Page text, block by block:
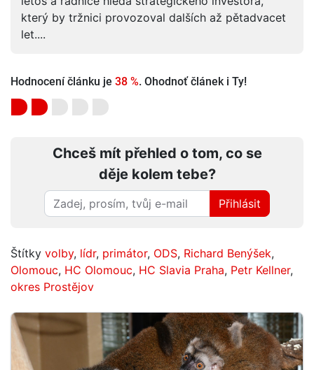
který by tržnici provozoval dalších až pětadvacet
let....
Hodnocení článku je 38 %. Ohodnoť článek i Ty!
Chceš mít přehled o tom, co se
děje kolem tebe?
Přihlásit
Štítky volby, lídr, primátor, ODS, Richard Benýšek,
Olomouc, HC Olomouc, HC Slavia Praha, Petr Kellner,
okres Prostějov